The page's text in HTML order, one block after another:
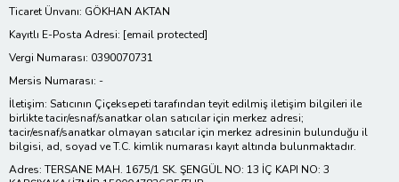
Ticaret Ünvanı: GÖKHAN AKTAN
Kayıtlı E-Posta Adresi: [email protected]
Vergi Numarası: 0390070731
Mersis Numarası: -
İletişim: Satıcının Çiçeksepeti tarafından teyit edilmiş iletişim bilgileri ile
birlikte tacir/esnaf/sanatkar olan satıcılar için merkez adresi;
tacir/esnaf/sanatkar olmayan satıcılar için merkez adresinin bulunduğu il
bilgisi, ad, soyad ve T.C. kimlik numarası kayıt altında bulunmaktadır.
Adres: TERSANE MAH. 1675/1 SK. ŞENGÜL NO: 13 İÇ KAPI NO: 3